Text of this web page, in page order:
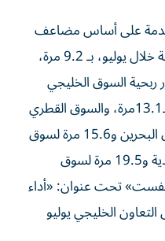
على أساس مضاعف
مكرر الربحية، بين الأسواق الخليجية خلال يوليو، بـ 9.2 مرة،
ربحية السوق الخليجي
عموماً 15.9 مرة، وسوق مسقط بـ13.1مرة، والسوق القطري
قطر 11.3 مرة، مقابل 16.2 لسوق البحرين و15.6 مرة لسوق
الكويت، و16.5 مرة لسوق السعودية و19.5 مرة لسوق
تحت عنوان: «أداء
الخليجي يوليو